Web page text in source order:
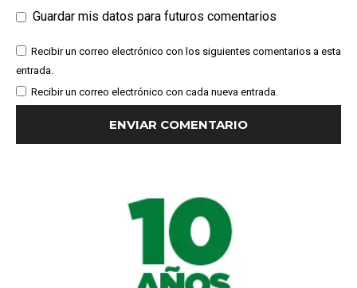
Guardar mis datos para futuros comentarios
Recibir un correo electrónico con los siguientes comentarios a esta
entrada.
Recibir un correo electrónico con cada nueva entrada.